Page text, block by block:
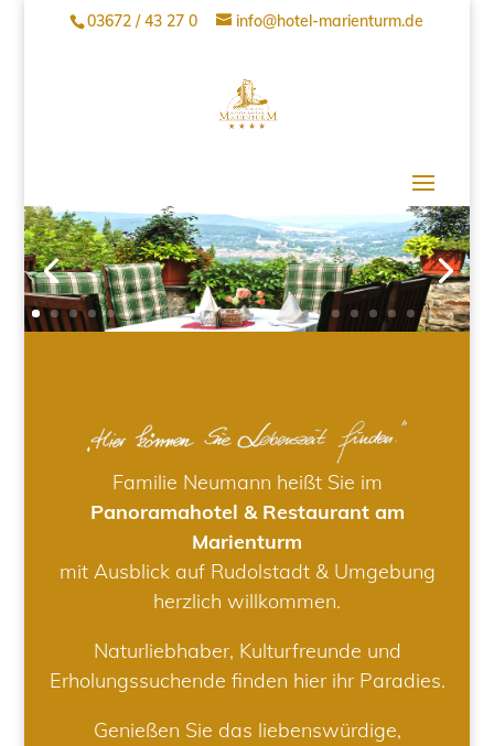
03672 / 43 27 0 info@hotel-marienturm.de
Familie Neumann heißt Sie im
Panoramahotel & Restaurant am
Marienturm
mit Ausblick auf Rudolstadt & Umgebung
herzlich willkommen.
Naturliebhaber, Kulturfreunde und
Erholungssuchende finden hier ihr Paradies.
Genießen Sie das liebenswürdige,